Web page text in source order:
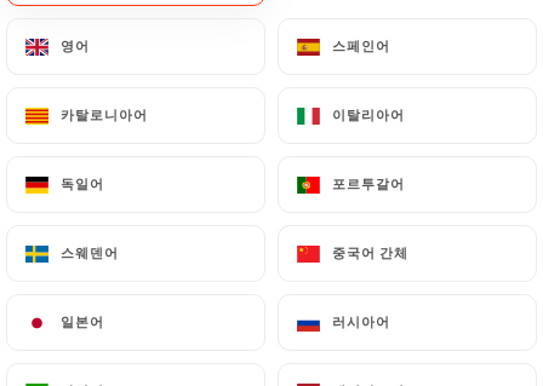
메뉴
영어 스페인어
카탈로니아어 이탈리아어
독일어 포르투갈어
스웨덴어 중국어 간체
일본어 러시아어
갤러리
영어 스페인어
카탈로니아어 이탈리아어
독일어 포르투갈어
스웨덴어 중국어 간체
일본어 러시아어